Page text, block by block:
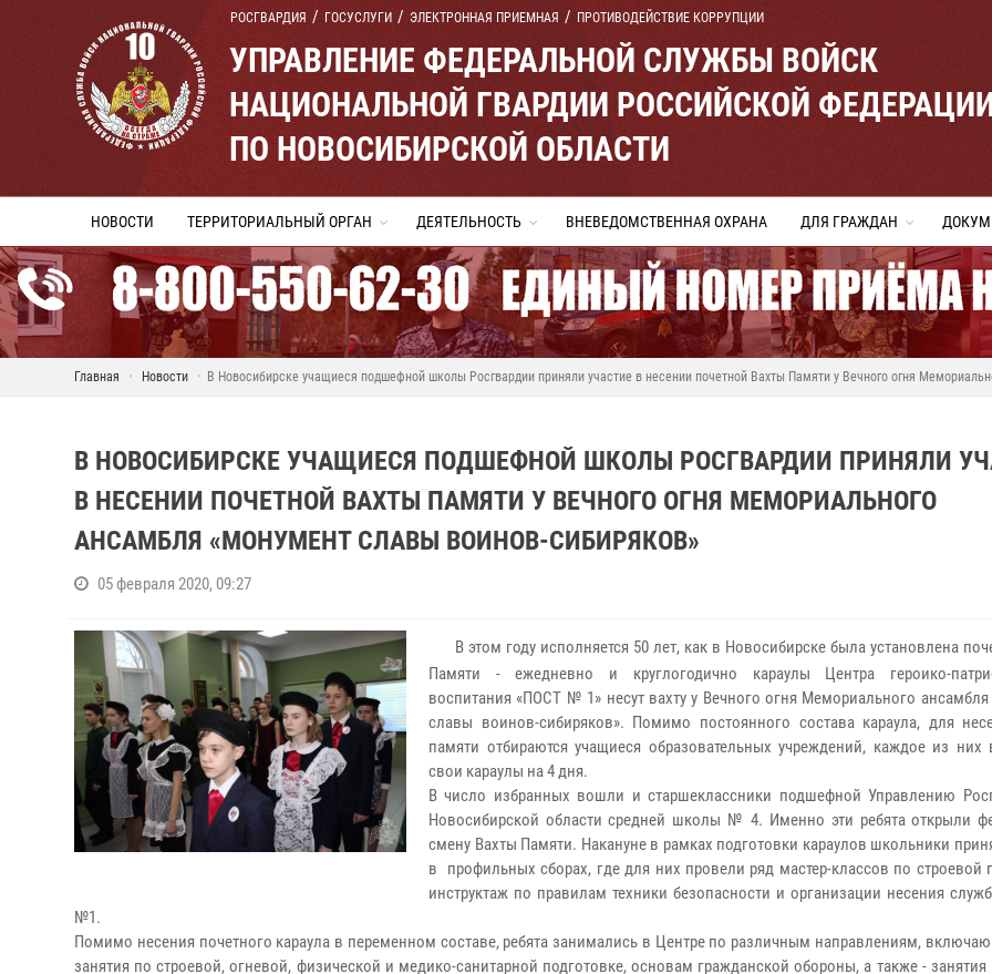
РОСГВАРДИЯ ГОСУСЛУГИ ЭЛЕКТРОННАЯ ПРИЕМНАЯ ПРОТИВОДЕЙСТВИЕ КОРРУПЦИИ
УПРАВЛЕНИЕ ФЕДЕРАЛЬНОЙ СЛУЖБЫ ВОЙСК
НАЦИОНАЛЬНОЙ ГВАРДИИ РОССИЙСКОЙ
ПО НОВОСИБИРСКОЙ ОБЛАСТИ
НОВОСТИ ТЕРРИТОРИАЛЬНЫЙ ОРГАН ДЕЯТЕЛЬНОСТЬ ВНЕВЕДОМСТВЕННАЯ ОХРАНА ДЛЯ ГРАЖДАН
Главная Новости В Новосибирске учащиеся подшефной школы Росгвардии приняли участие в несении почетной Вахты Памяти у Вечного огня
В НОВОСИБИРСКЕ УЧАЩИЕСЯ ПОДШЕФНОЙ ШКОЛЫ РОСГВАРДИИ ПРИНЯЛИ
В НЕСЕНИИ ПОЧЕТНОЙ ВАХТЫ ПАМЯТИ У ВЕЧНОГО ОГНЯ МЕМОРИАЛЬНОГО
АНСАМБЛЯ «МОНУМЕНТ СЛАВЫ ВОИНОВ-СИБИРЯКОВ»
05 февраля 2020, 09:27
В этом году исполняется 50 лет, как в Новосибирске была установлена
Памяти - ежедневно и круглогодично караулы Центра героико-
воспитания «ПОСТ № 1» несут вахту у Вечного огня Мемориального
славы воинов-сибиряков». Помимо постоянного состава караула, для
памяти отбираются учащиеся образовательных учреждений, каждое из них
свои караулы на 4 дня.
В число избранных вошли и старшеклассники подшефной Управлению
Новосибирской области средней школы № 4. Именно эти ребята открыли
смену Вахты Памяти. Накануне в рамках подготовки караулов школьники
в профильных сборах, где для них провели ряд мастер-классов по строевой
инструктаж по правилам техники безопасности и организации несения
№1.
Помимо несения почетного караула в переменном составе, ребята занимались в Центре по различным направлениям,
занятия по строевой, огневой, физической и медико-санитарной подготовке, основам гражданской обороны, а также - занятия